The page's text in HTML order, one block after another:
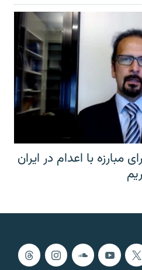
با اعدام در ایران